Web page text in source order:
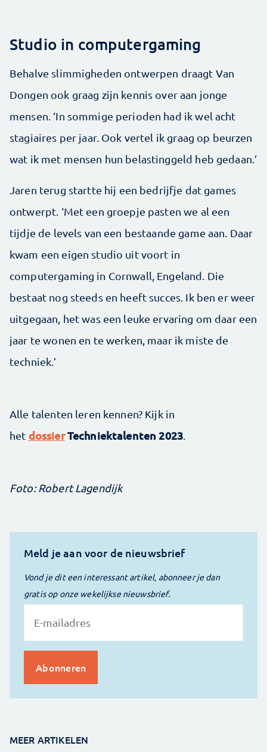
Studio in computergaming
Behalve slimmigheden ontwerpen draagt Van
Dongen ook graag zijn kennis over aan jonge
mensen. ‘In sommige perioden had ik wel acht
stagiaires per jaar. Ook vertel ik graag op beurzen
wat ik met mensen hun belastinggeld heb gedaan.’
Jaren terug startte hij een bedrijfje dat games
ontwerpt. ‘Met een groepje pasten we al een
tijdje de levels van een bestaande game aan. Daar
kwam een eigen studio uit voort in
computergaming in Cornwall, Engeland. Die
bestaat nog steeds en heeft succes. Ik ben er weer
uitgegaan, het was een leuke ervaring om daar een
jaar te wonen en te werken, maar ik miste de
techniek.’
Alle talenten leren kennen? Kijk in
het dossierTechniektalenten 2023.
Foto: Robert Lagendijk
Meld je aan voor de nieuwsbrief
Vond je dit een interessant artikel, abonneer je dan
gratis op onze wekelijkse nieuwsbrief.
MEER ARTIKELEN